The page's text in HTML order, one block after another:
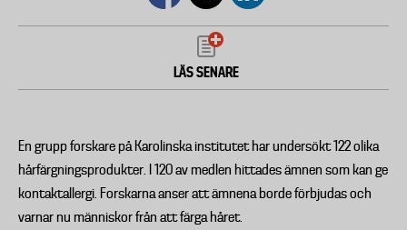
LÄS SENARE
En grupp forskare på Karolinska institutet har undersökt 122 olika
hårfärgningsprodukter. I 120 av medlen hittades ämnen som kan ge
kontaktallergi. Forskarna anser att ämnena borde förbjudas och
varnar nu människor från att färga håret.